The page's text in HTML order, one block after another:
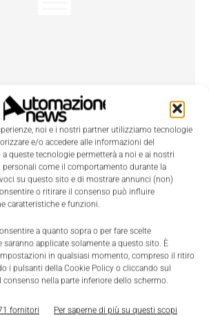
noi e i nostri partner utilizziamo tecnologie
e/o accedere alle informazioni del
queste tecnologie permetterà a noi e ai nostri
personali come il comportamento durante la
su questo sito e di mostrare annunci (non)
o ritirare il consenso può influire
caratteristiche e funzioni.
a quanto sopra o per fare scelte
saranno applicate solamente a questo sito. È
in qualsiasi momento, compreso il ritiro
i pulsanti della Cookie Policy o cliccando sul
nella parte inferiore dello schermo.
fornitori Per saperne di più su questi scopi
c’è packaging
2009
negli Stati Uniti i prodotti destinati
ma utilizza macchine prodotte in Italia,
del produttore toscano Ricciarelli,
nelle quali sono integrati sensori,
pannelli operatore